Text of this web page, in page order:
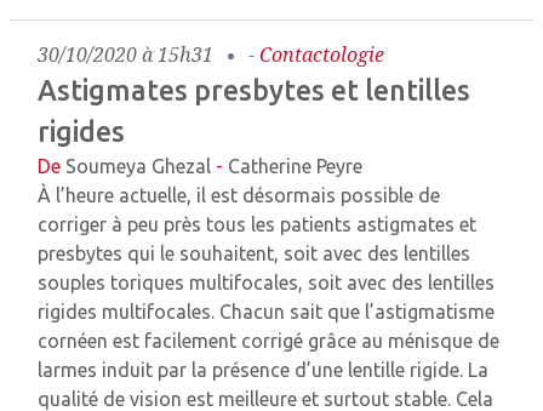
30/10/2020 à 15h31 -Contactologie
Astigmates presbytes et lentilles
rigides
De Soumeya Ghezal - Catherine Peyre
À l’heure actuelle, il est désormais possible de
corriger à peu près tous les patients astigmates et
presbytes qui le souhaitent, soit avec des lentilles
souples toriques multifocales, soit avec des lentilles
rigides multifocales. Chacun sait que l’astigmatisme
cornéen est facilement corrigé grâce au ménisque de
larmes induit par la présence d’une lentille rigide. La
qualité de vision est meilleure et surtout stable. Cela